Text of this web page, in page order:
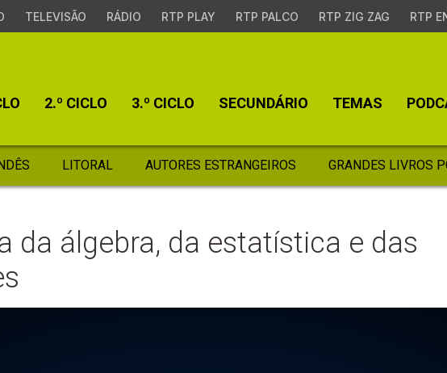
TELEVISÃO RÁDIO RTP PLAY RTP PALCO RTP ZIG ZAG RTP
2.º CICLO 3.º CICLO SECUNDÁRIO TEMAS
LITORAL AUTORES ESTRANGEIROS GRANDES LIVROS
da álgebra, da estatística e das